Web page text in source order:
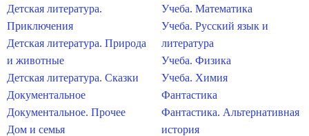
Детская литература.
Приключения
Детская литература. Природа
и животные
Детская литература. Сказки
Документальное
Документальное. Прочее
Дом и семья
Учеба. Математика
Учеба. Русский язык и
литература
Учеба. Физика
Учеба. Химия
Фантастика
Фантастика. Альтернативная
история